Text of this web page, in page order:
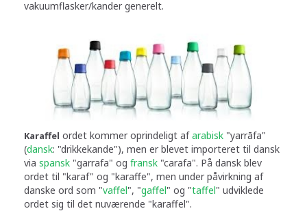
vakuumflasker/kander generelt.
Karaffel ordet kommer oprindeligt afarabisk "yarrāfa"
(dansk: "drikkekande"), men er blevet importeret til dansk
via spansk "garrafa" og fransk "carafa". På dansk blev
ordet til "karaf" og "karaffe", men under påvirkning af
danske ord som "vaffel", "gaffel" og "taffel" udviklede
ordet sig til det nuværende "karaffel".